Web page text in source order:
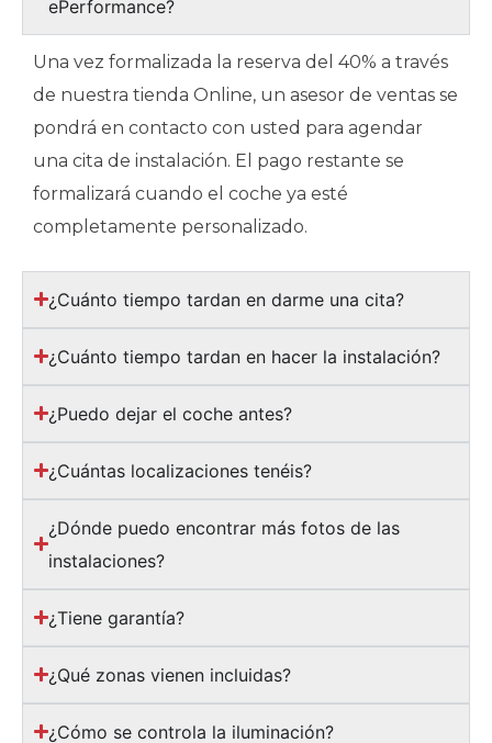
ePerformance?
Una vez formalizada la reserva del 40% a través
de nuestra tienda Online, un asesor de ventas se
pondrá en contacto con usted para agendar
una cita de instalación. El pago restante se
formalizará cuando el coche ya esté
completamente personalizado.
¿Cuánto tiempo tardan en darme una cita?
¿Cuánto tiempo tardan en hacer la instalación?
¿Puedo dejar el coche antes?
¿Cuántas localizaciones tenéis?
¿Dónde puedo encontrar más fotos de las
instalaciones?
¿Tiene garantía?
¿Qué zonas vienen incluidas?
¿Cómo se controla la iluminación?